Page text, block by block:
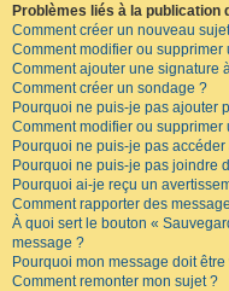
Problèmes liés à la publication
Comment créer un nouveau
Comment modifier ou supprimer
Comment ajouter une signature
Comment créer un sondage ?
Pourquoi ne puis-je pas ajouter
Comment modifier ou supprimer
Pourquoi ne puis-je pas accéder
Pourquoi ne puis-je pas joindre
Pourquoi ai-je reçu un
Comment rapporter des
À quoi sert le bouton «
message ?
Pourquoi mon message doit
Comment remonter mon sujet ?